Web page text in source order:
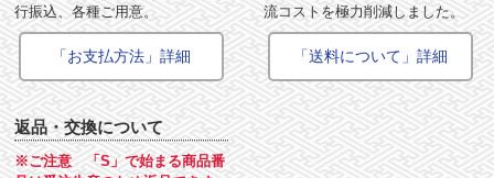
行振込、各種ご用意。
「お支払方法」詳細
流コストを極力削減しました。
「送料について」詳細
返品・交換について
※ご注意 「S」で始まる商品番